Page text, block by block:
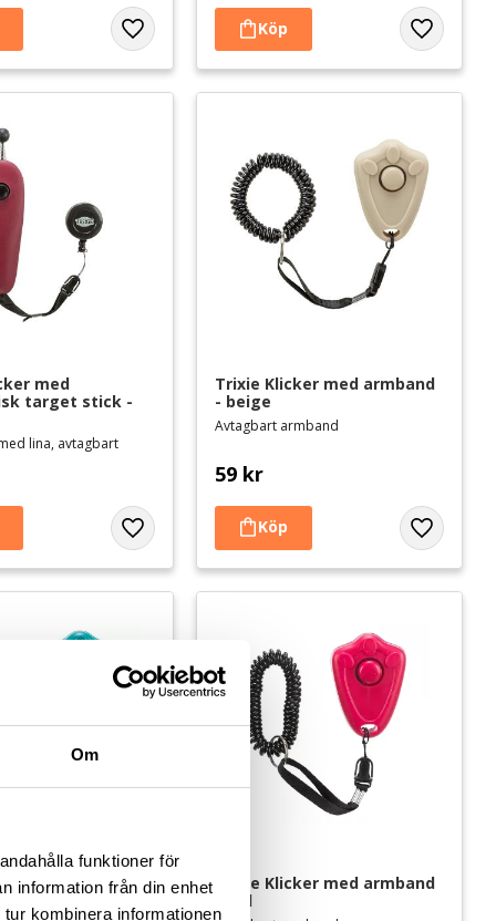
Om
funktioner för
information från din enhet
kombinera informationen
Lägg till i favoriter Lägg till i
med
target stick -
lina, avtagbart
Lägg till i favoriter
Trixie Klicker med armband
- beige
Avtagbart armband
59 kr
Lägg till i
med armband
Trixie Klicker med armband
- röd